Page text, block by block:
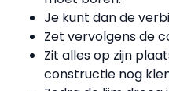
Je kunt dan de
Zet vervolgens de
Zit alles op zijn
constructie nog